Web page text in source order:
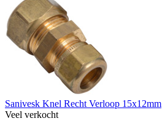
Sanivesk Knel Recht Verloop 15x12mm
Veel verkocht